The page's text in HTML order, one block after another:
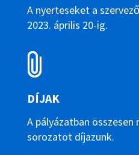
A nyerteseket a
2023. április 20-ig.
DÍJAK
A pályázatban
sorozatot díjazunk.